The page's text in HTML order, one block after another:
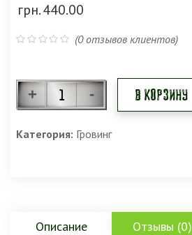
грн.440.00
(0отзывов клиентов)
В корзину
Категория: Гровинг
Описание Отзывы (0)